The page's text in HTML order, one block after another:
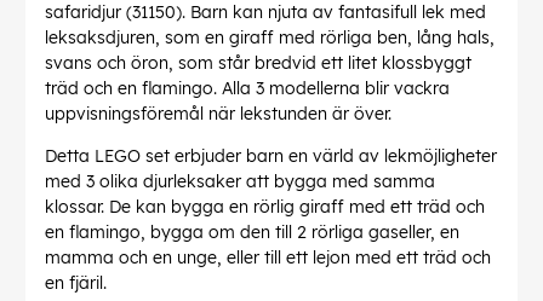
safaridjur (31150). Barn kan njuta av fantasifull lek med
leksaksdjuren, som en giraff med rörliga ben, lång hals,
svans och öron, som står bredvid ett litet klossbyggt
träd och en flamingo. Alla 3 modellerna blir vackra
uppvisningsföremål när lekstunden är över.
Detta LEGO set erbjuder barn en värld av lekmöjligheter
med 3 olika djurleksaker att bygga med samma
klossar. De kan bygga en rörlig giraff med ett träd och
en flamingo, bygga om den till 2 rörliga gaseller, en
mamma och en unge, eller till ett lejon med ett träd och
en fjäril.